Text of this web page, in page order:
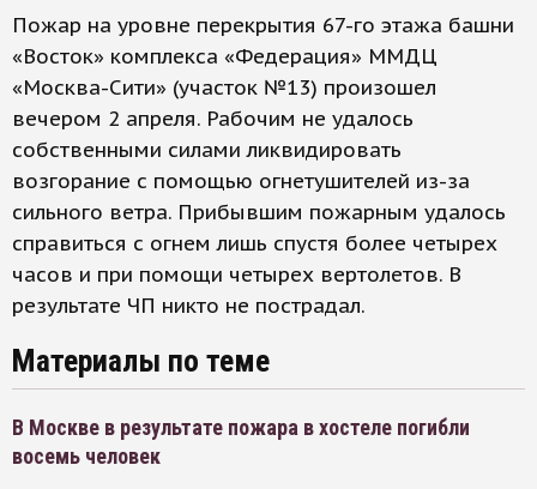
Пожар на уровне перекрытия 67-го этажа башни
«Восток» комплекса «Федерация» ММДЦ
«Москва-Сити» (участок №13) произошел
вечером 2 апреля. Рабочим не удалось
собственными силами ликвидировать
возгорание с помощью огнетушителей из-за
сильного ветра. Прибывшим пожарным удалось
справиться с огнем лишь спустя более четырех
часов и при помощи четырех вертолетов. В
результате ЧП никто не пострадал.
Материалы по теме
В Москве в результате пожара в хостеле погибли
восемь человек